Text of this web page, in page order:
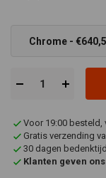
Chrome -
Voor 19:00
Gratis verzending
30 dagen
Klanten geven